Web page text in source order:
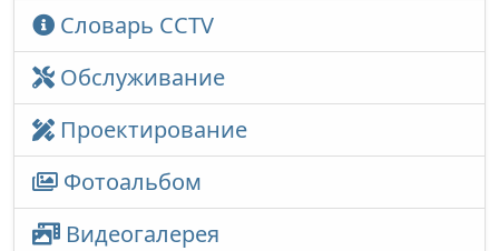
Словарь CCTV
Обслуживание
Проектирование
Фотоальбом
Видеогалерея